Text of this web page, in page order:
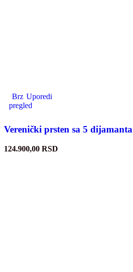
Brz
pregled
Uporedi
Verenički prsten sa 5 dijamanta
124.900,00 RSD